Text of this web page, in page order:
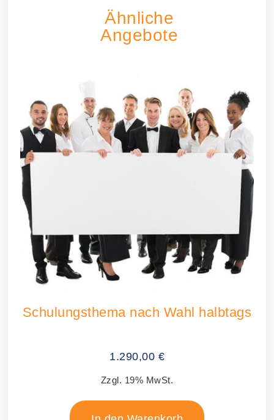
Ähnliche
Angebote
Schulungsthema nach Wahl halbtags
1.290,00 €
Zzgl. 19% MwSt.